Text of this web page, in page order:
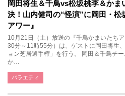
岡田将生＆千鳥vs松坂桃李＆か
決！山内健司の“怪演”に岡田・松
アワー』
10月21日（土）放送の『千鳥かまいたち
30分～11時55分）は、ゲストに岡田将生
ョン芝居選手権」を行う。 岡田＆千鳥チ
か…
バラエティ